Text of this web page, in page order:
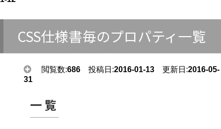
CSS仕様書毎のプロパティ一覧
閲覧数:686 投稿日:2016-01-13 更新日:2016-05-
31
一覧